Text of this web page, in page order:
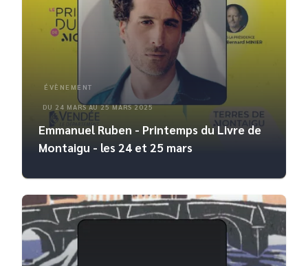
ÉVÈNEMENT
DU 24 MARS AU 25 MARS 2025
Emmanuel Ruben - Printemps du Livre de
Montaigu - les 24 et 25 mars